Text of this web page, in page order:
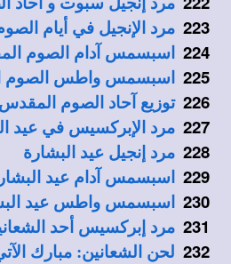
223 مرد الإنجيل في أيام
224 اسبسمس آدام الصوم
225 اسبسمس واطس الصوم
226 توزيع آحاد الصوم
227 مرد الإبركسيس في عيد
228 مرد إنجيل عيد البشارة
229 اسبسمس آدام عيد
230 اسبسمس واطس عيد
231 مرد إبركسيس أحد
232 لحن الشعانين: مبارك